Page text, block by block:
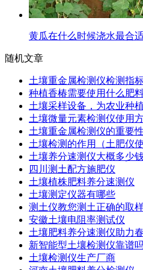
黄瓜在什么时候浇水最合
随机文章
土壤重金属检测仪检测指
种植香椿需要使用什么肥
土壤采样设备，为农业种
土壤微量元素检测仪使用
土壤重金属检测仪的重要性
土壤检测的作用（土肥仪使
土壤养分速测仪大概多少
四川测土配方施肥仪
土壤植株肥料养分速测仪
土壤测定仪器有哪些
测土仪教您测土正确的取
安徽土壤电阻率测试仪
土壤肥料养分速测仪助力
新智能型土壤检测仪靠谱
土壤检测仪生产厂商